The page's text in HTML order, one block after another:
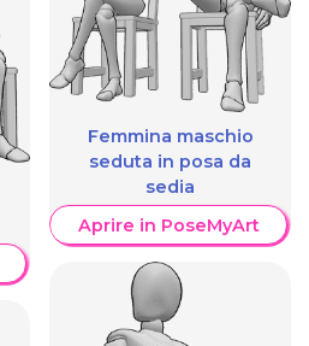
Femmina maschio
seduta in posa da
sedia
Aprire in PoseMyArt